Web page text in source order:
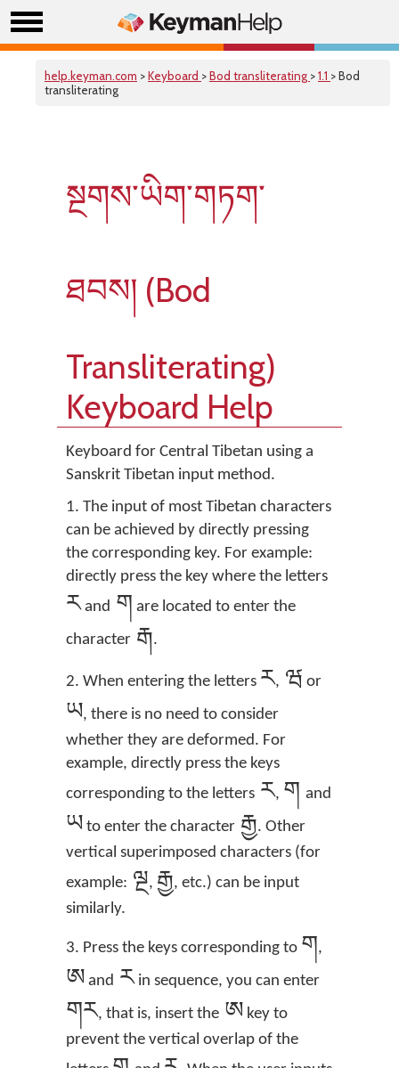
help.keyman.com >Keyboard >Bod transliterating >1.1 > Bod
transliterating
སྔགས་ཡིག་གཏག་
ཐབས། (Bod
Transliterating)
Keyboard Help
Keyboard for Central Tibetan using a
Sanskrit Tibetan input method.
1. The input of most Tibetan characters
can be achieved by directly pressing
the corresponding key. For example:
directly press the key where the letters
རand ག are located to enter the
character རྒ.
2. When entering the letters ར, ཝ or
ཡ, there is no need to consider
whether they are deformed. For
example, directly press the keys
corresponding to the letters ར, ག and
ཡ to enter the character རྒྱ. Other
vertical superimposed characters (for
example: ལྔ, རྒྱ, etc.) can be input
similarly.
3. Press the keys corresponding to ག ,
ཨ and རin sequence, you can enter
གར, that is, insert the ཨ key to
prevent the vertical overlap of the